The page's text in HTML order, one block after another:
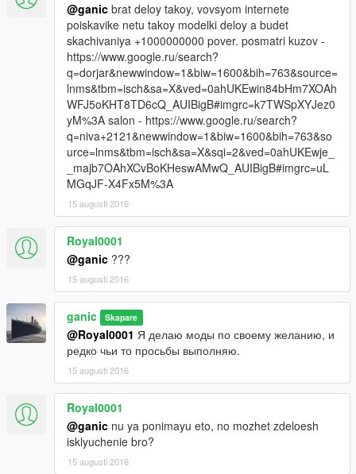
@ganic brat deloy takoy, vovsyom internete
poiskavike netu takoy modelki deloy a budet
skachivaniya +1000000000 pover. posmatri kuzov -
https://www.google.ru/search?
q=dorjar&newwindow=1&biw=1600&bih=763&source=
lnms&tbm=isch&sa=X&ved=0ahUKEwin84bHm7XOAh
WFJ5oKHT8TD6cQ_AUIBigB#imgrc=k7TWSpXYJez0
yM%3A salon - https://www.google.ru/search?
q=niva+2121&newwindow=1&biw=1600&bih=763&so
urce=lnms&tbm=isch&sa=X&sqi=2&ved=0ahUKEwje_
_majb7OAhXCvBoKHeswAMwQ_AUIBigB#imgrc=uL
MGqJF-X4Fx5M%3A
15 augusti 2016
Royal0001
@ganic ???
15 augusti 2016
ganic Skapare
@Royal0001 Я делаю моды по своему желанию, и
редко чьи то просьбы выполняю.
15 augusti 2016
Royal0001
@ganic nu ya ponimayu eto, no mozhet zdeloesh
isklyuchenie bro?
15 augusti 2016